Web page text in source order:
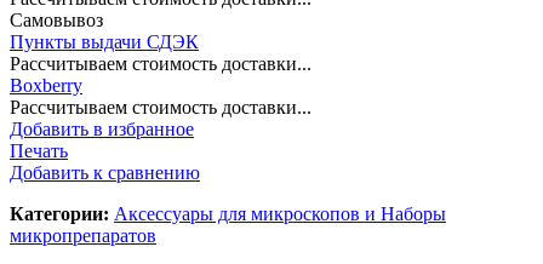
Самовывоз
Пункты выдачи СДЭК
Рассчитываем стоимость доставки...
Boxberry
Рассчитываем стоимость доставки...
Добавить в избранное
Печать
Добавить к сравнению
Категории: Аксессуары для микроскопов и Наборы
микропрепаратов